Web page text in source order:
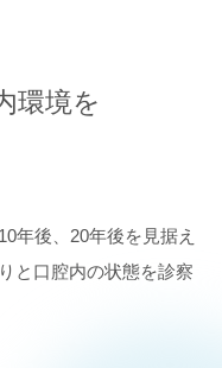
環境を
年後、20年後を見据え
と口腔内の状態を診察